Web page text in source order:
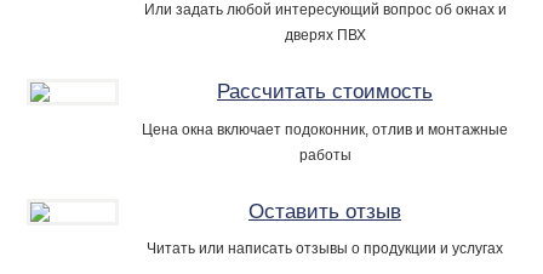
Или задать любой интересующий вопрос об окнах и
дверях ПВХ
Рассчитать стоимость
Цена окна включает подоконник, отлив и монтажные
работы
Оставить отзыв
Читать или написать отзывы о продукции и услугах